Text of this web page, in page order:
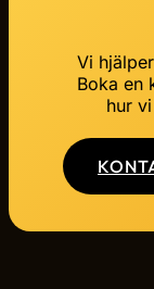
Vi
Boka en
hur